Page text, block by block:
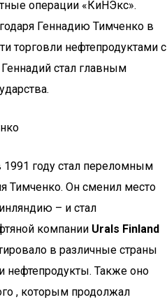
операции «КиНЭкс».
Геннадию Тимченко в
торговли нефтепродуктами с
стал главным
году стал переломным
Тимченко. Он сменил место
– и стал
компании Urals Finland
в различные страны
нефтепродукты. Также оно
, которым продолжал